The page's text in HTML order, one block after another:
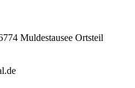
Muldestausee Ortsteil